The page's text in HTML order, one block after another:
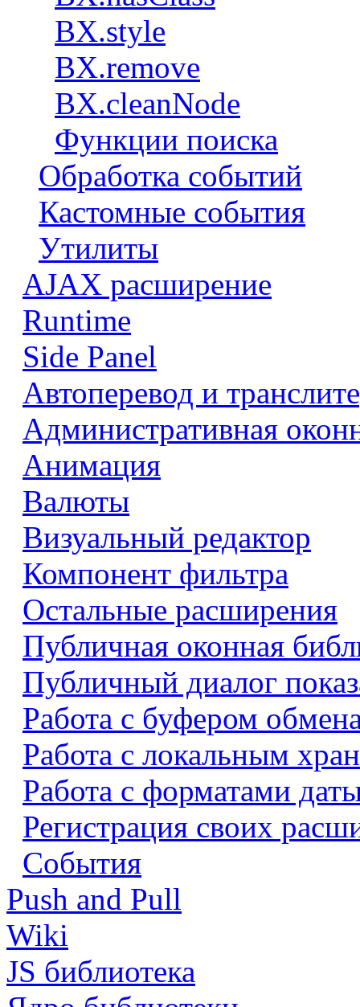
BX.style
BX.remove
BX.cleanNode
Функции поиска
Обработка событий
Кастомные события
Утилиты
AJAX расширение
Runtime
Side Panel
Автоперевод и
Административная
Анимация
Валюты
Визуальный редактор
Компонент фильтра
Остальные расширения
Публичная оконная
Публичный диалог
Работа с буфером
Работа с локальным
Работа с форматами
Регистрация своих
События
Push and Pull
Wiki
JS библиотека